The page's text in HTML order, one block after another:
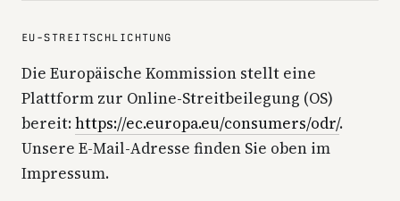
EU-STREITSCHLICHTUNG
Die Europäische Kommission stellt eine
Plattform zur Online-Streitbeilegung (OS)
bereit:https://ec.europa.eu/consumers/odr/.
Unsere E-Mail-Adresse finden Sie oben im
Impressum.